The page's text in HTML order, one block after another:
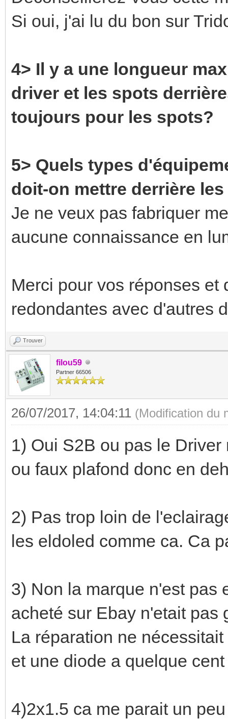
Si oui, j'ai lu du bon sur
4> Il y a une longueur
driver et les spots
toujours pour les spots?
5> Quels types
doit-on mettre derrière
Je ne veux pas fabriquer
aucune connaissance en
Merci pour vos réponses
redondantes avec d'autres
Trouver
filou59
Partner 66506
26/07/2017, 14:04:11 (Modification du
1) Oui S2B ou pas le
ou faux plafond donc en
2) Pas trop loin de
les eldoled comme ca. Ca
3) Non la marque n'est pas
acheté sur Ebay n'etait pas
La réparation ne
et une diode a quelque
4)2x1.5 ca me parait un